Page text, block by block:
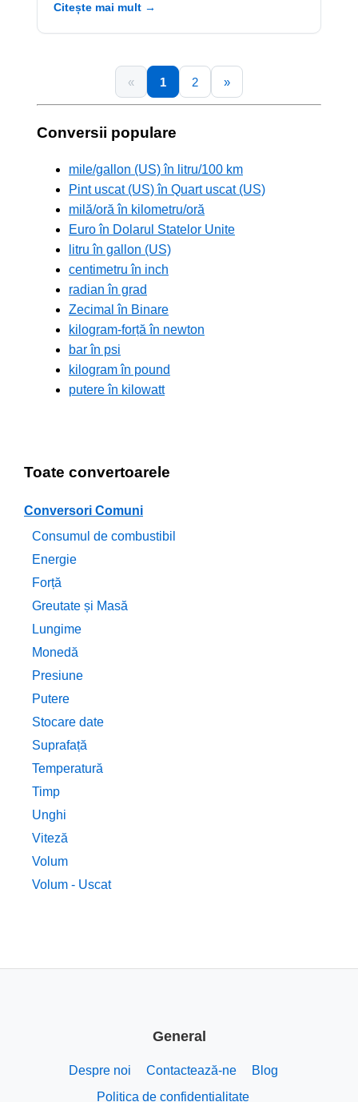
Citește mai mult →
« 1 2 »
Conversii populare
mile/gallon (US) în litru/100 km
Pint uscat (US) în Quart uscat (US)
milă/oră în kilometru/oră
Euro în Dolarul Statelor Unite
litru în gallon (US)
centimetru în inch
radian în grad
Zecimal în Binare
kilogram-forță în newton
bar în psi
kilogram în pound
putere în kilowatt
Toate convertoarele
Conversori Comuni
Consumul de combustibil
Energie
Forță
Greutate și Masă
Lungime
Monedă
Presiune
Putere
Stocare date
Suprafață
Temperatură
Timp
Unghi
Viteză
Volum
Volum - Uscat
General
Despre noi Contactează-ne
Blog
Politica de confidențialitate